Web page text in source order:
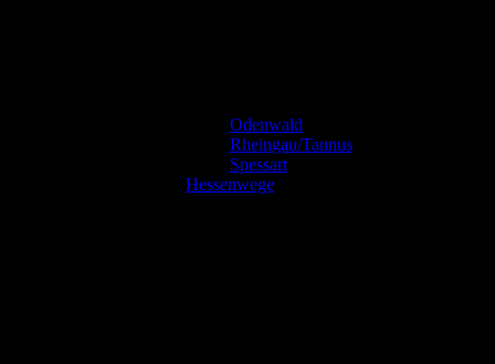
Odenwald
Rheingau/Taunus
Spessart
Hessenwege